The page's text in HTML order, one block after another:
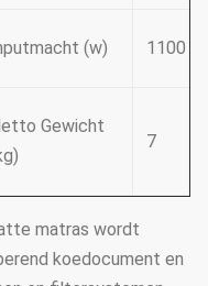
(w) 1100
Gewicht
7
matras wordt
koedocument en